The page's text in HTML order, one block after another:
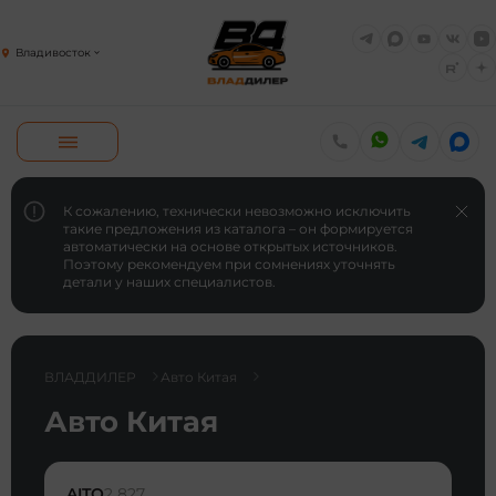
Владивосток
К сожалению, технически невозможно исключить
такие предложения из каталога – он формируется
автоматически на основе открытых источников.
Поэтому рекомендуем при сомнениях уточнять
детали у наших специалистов.
ВЛАДДИЛЕР Авто Китая
Авто Китая